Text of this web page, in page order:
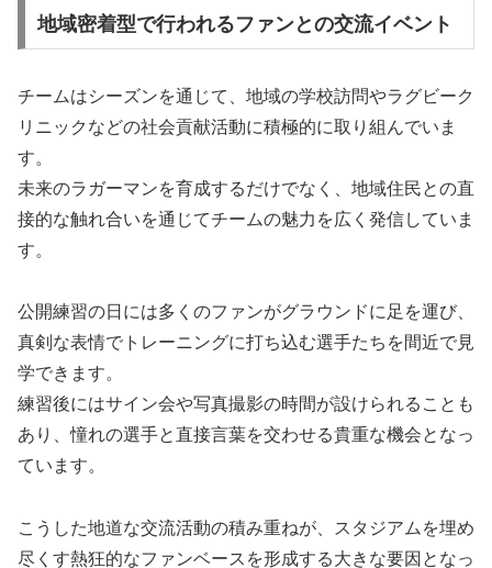
地域密着型で行われるファンとの交流イベント
チームはシーズンを通じて、地域の学校訪問やラグビーク
リニックなどの社会貢献活動に積極的に取り組んでいま
す。
未来のラガーマンを育成するだけでなく、地域住民との直
接的な触れ合いを通じてチームの魅力を広く発信していま
す。
公開練習の日には多くのファンがグラウンドに足を運び、
真剣な表情でトレーニングに打ち込む選手たちを間近で見
学できます。
練習後にはサイン会や写真撮影の時間が設けられることも
あり、憧れの選手と直接言葉を交わせる貴重な機会となっ
ています。
こうした地道な交流活動の積み重ねが、スタジアムを埋め
尽くす熱狂的なファンベースを形成する大きな要因となっ